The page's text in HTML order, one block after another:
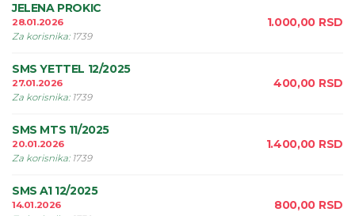
JELENA PROKIC
28.01.2026
Za korisnika: 1739
1.000,00 RSD
SMS YETTEL 12/2025
27.01.2026
Za korisnika: 1739
400,00 RSD
SMS MTS 11/2025
20.01.2026
Za korisnika: 1739
1.400,00 RSD
SMS A1 12/2025
14.01.2026
800,00 RSD